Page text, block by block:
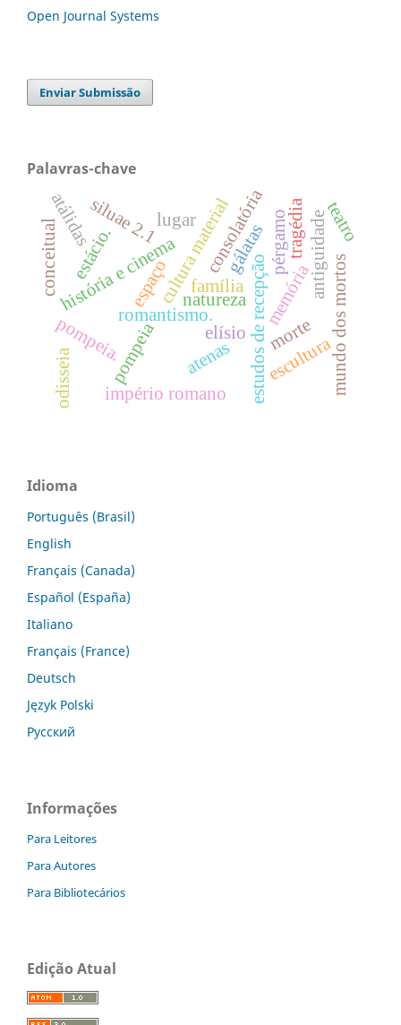
Open Journal Systems
Enviar Submissão
Palavras-chave
pompeia
natureza estudos de recepção
história e cinema
romantismo.
império romano
morte
memória
família
consolatória antiguidade
cultura material
pompeia. mundo dos mortos
elísio
siluae 2.1
estácio. pérgamo
atenas escultura
gálatas
atálidas
conceitual espaço
lugar teatro
tragédia
odisseia
Idioma
Português (Brasil)
English
Français (Canada)
Español (España)
Italiano
Français (France)
Deutsch
Język Polski
Русский
Informações
Para Leitores
Para Autores
Para Bibliotecários
Edição Atual